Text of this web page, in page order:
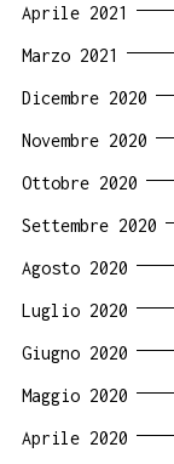
Aprile 2021
Marzo 2021
Dicembre 2020
Novembre 2020
Ottobre 2020
Settembre 2020
Agosto 2020
Luglio 2020
Giugno 2020
Maggio 2020
Aprile 2020